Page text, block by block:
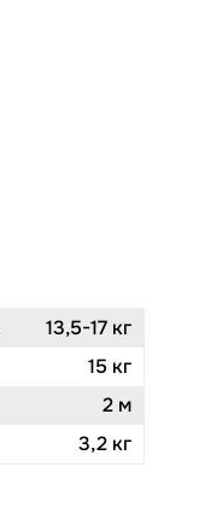
13,5-17 кг
15 кг
2 м
3,2 кг